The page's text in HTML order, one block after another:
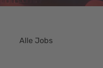
Alle Jobs